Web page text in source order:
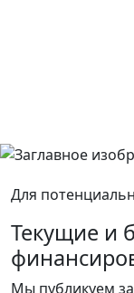
Для
Текущие и
Мы публикуем